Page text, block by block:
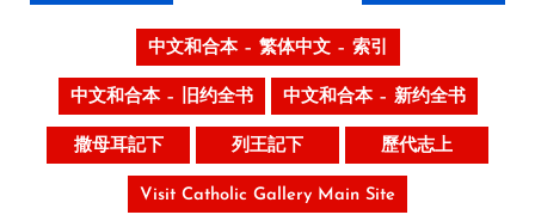
中文和合本 – 繁体中文 – 索引
中文和合本 – 旧约全书 中文和合本 – 新约全书
撒母耳記下 列王記下 歷代志上
Visit Catholic Gallery Main Site